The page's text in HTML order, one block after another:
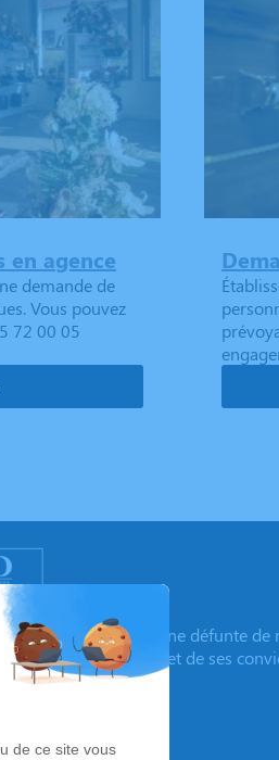
en agence
demande de
Vous pouvez
72 00 05
mémoire de la personne défunte
de ses valeurs et de ses